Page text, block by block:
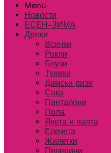
Menu
Новости
ЕСЕН-ЗИМА
Дрехи
Всички
Рокли
Блузи
Туники
Дамски ризи
Сака
Панталони
Пола
Якета и палта
Елечета
Жилетки
Пелерини